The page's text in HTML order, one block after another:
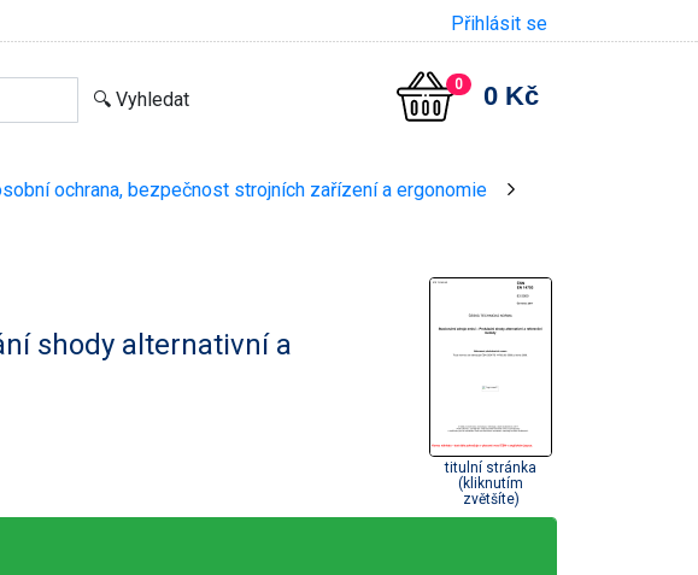
Přihlásit se
0 0 Kč
ochrana, bezpečnost strojních zařízení a ergonomie
shody alternativní a
titulní stránka
(kliknutím
zvětšíte)